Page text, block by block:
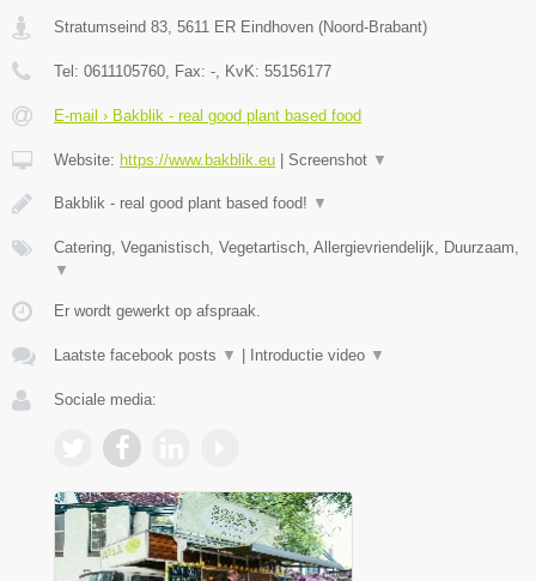
Stratumseind 83, 5611 ER Eindhoven (Noord-Brabant)
Tel: 0611105760, Fax: -, KvK: 55156177
E-mail › Bakblik - real good plant based food
Website: https://www.bakblik.eu Screenshot ▼
Bakblik - real good plant based food! ▼
Catering, Veganistisch, Vegetartisch, Allergievriendelijk, Duurzaam,
▼
Er wordt gewerkt op afspraak.
Laatste facebook posts ▼ Introductie video ▼
Sociale media: